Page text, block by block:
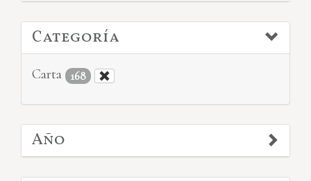
Categoría
Carta 168
Año